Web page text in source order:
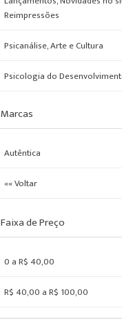
Reimpressões
Psicanálise, Arte e Cultura
Psicologia do
Marcas
Autêntica
«« Voltar
Faixa de Preço
0 a R$ 40,00
R$ 40,00 a R$ 100,00